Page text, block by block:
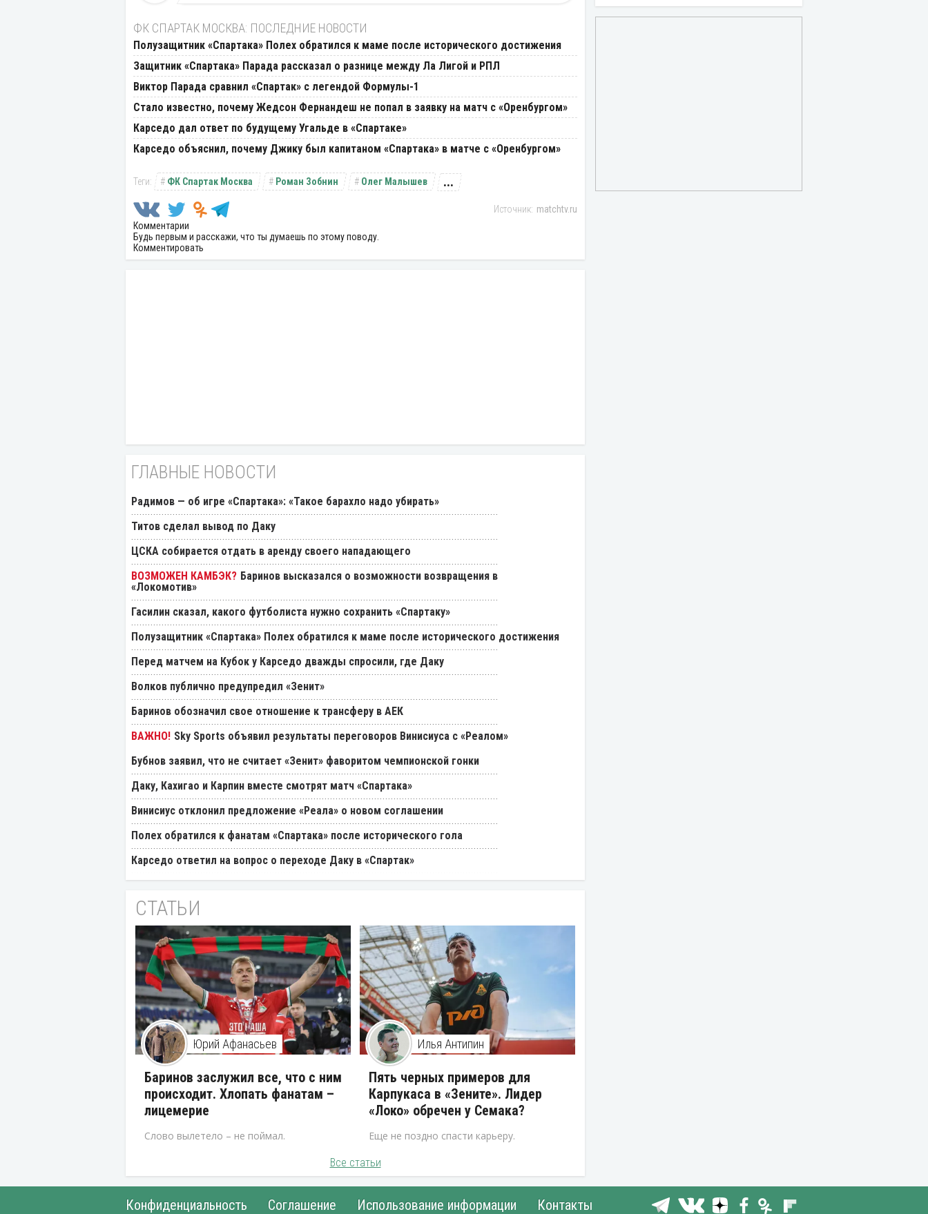
ФК СПАРТАК МОСКВА: ПОСЛЕДНИЕ НОВОСТИ
Полузащитник «Спартака» Полех обратился к маме после исторического достижения
Защитник «Спартака» Парада рассказал о разнице между Ла Лигой и РПЛ
Виктор Парада сравнил «Спартак» с легендой Формулы-1
Стало известно, почему Жедсон Фернандеш не попал в заявку на матч с «Оренбургом»
Карседо дал ответ по будущему Угальде в «Спартаке»
Карседо объяснил, почему Джику был капитаном «Спартака» в матче с «Оренбургом»
ФК Спартак Москва Роман Зобнин Олег Малышев ...
matchtv.ru
Комментарии
Будь первым и расскажи, что ты думаешь по этому поводу.
Комментировать
ГЛАВНЫЕ НОВОСТИ
Радимов — об игре «Спартака»: «Такое барахло надо убирать»
Титов сделал вывод по Даку
ЦСКА собирается отдать в аренду своего нападающего
Баринов высказался о возможности возвращения в
«Локомотив»
Гасилин сказал, какого футболиста нужно сохранить «Спартаку»
Полузащитник «Спартака» Полех обратился к маме после исторического достижения
Перед матчем на Кубок у Карседо дважды спросили, где Даку
Волков публично предупредил «Зенит»
Баринов обозначил свое отношение к трансферу в АЕК
Sky Sports объявил результаты переговоров Винисиуса с «Реалом»
Бубнов заявил, что не считает «Зенит» фаворитом чемпионской гонки
Даку, Кахигао и Карпин вместе смотрят матч «Спартака»
Винисиус отклонил предложение «Реала» о новом соглашении
Полех обратился к фанатам «Спартака» после исторического гола
Карседо ответил на вопрос о переходе Даку в «Спартак»
СТАТЬИ
Юрий Афанасьев
Баринов заслужил все, что с ним
происходит. Хлопать фанатам –
лицемерие
Слово вылетело – не поймал.
Илья Антипин
Пять черных примеров для
Карпукаса в «Зените». Лидер
«Локо» обречен у Семака?
Еще не поздно спасти карьеру.
Все статьи
Конфиденциальность Соглашение Использование информации Контакты